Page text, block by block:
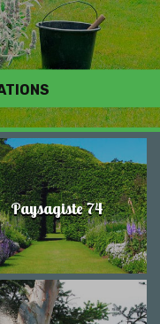
Paysagiste 74